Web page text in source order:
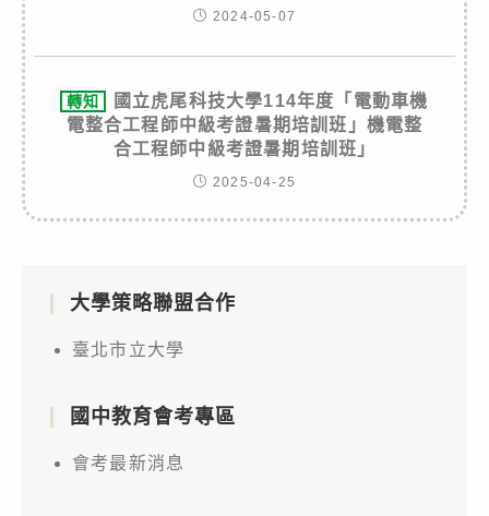
2024-05-07
轉知
國立虎尾科技大學114年度「電動車機
電整合工程師中級考證暑期培訓班」機電整
合工程師中級考證暑期培訓班」
2025-04-25
大學策略聯盟合作
臺北市立大學
國中教育會考專區
會考最新消息